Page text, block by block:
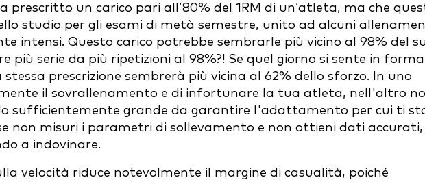
prescritto un carico pari all’80% del 1RM di un’atleta, ma che
studio per gli esami di metà semestre, unito ad alcuni
intensi. Questo carico potrebbe sembrarle più vicino al 98% del
più serie da più ripetizioni al 98%?! Se quel giorno si sente in forma
prescrizione sembrerà più vicina al 62% dello sforzo. In uno
il sovrallenamento e di infortunare la tua atleta, nell'altro
sufficientemente grande da garantire l'adattamento per cui ti
non misuri i parametri di sollevamento e non ottieni dati accurati,
a indovinare.
velocità riduce notevolmente il margine di casualità, poiché